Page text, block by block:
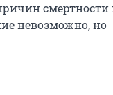
смертности
невозможно, но